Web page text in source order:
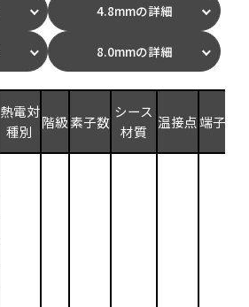
4.8mmの詳細
8.0mmの詳細
熱電対
種別
階級素子数
シース
材質
温接点端子